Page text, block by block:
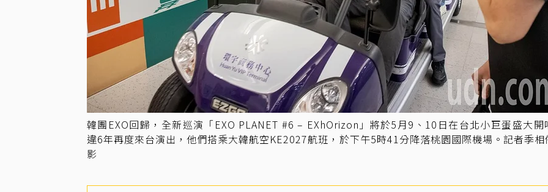
韓團EXO回歸，全新巡演「EXO PLANET #6 – EXhOrizon」將於5月9、10日在台北小巨蛋盛大開
違6年再度來台演出，他們搭乘大韓航空KE2027航班，於下午5時41分降落桃園國際機場。記者季相
影